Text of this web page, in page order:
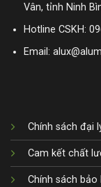
Vân, tỉnh Ninh
Hotline CSKH:
Email:
Chính sách đại
Cam kết chất
Chính sách bảo